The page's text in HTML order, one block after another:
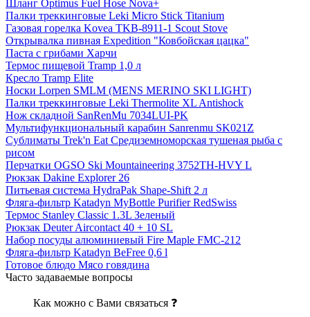
Шланг Optimus Fuel Hose Nova+
Палки треккинговые Leki Micro Stick Titanium
Газовая горелка Kovea TKB-8911-1 Scout Stove
Открывалка пивная Expedition "Ковбойская цацка"
Паста с грибами Харчи
Термос пищевой Tramp 1,0 л
Кресло Tramp Elite
Носки Lorpen SMLM (MENS MERINO SKI LIGHT)
Палки треккинговые Leki Thermolite XL Antishock
Нож складной SanRenMu 7034LUI-PK
Мультифункциональный карабин Sanrenmu SK021Z
Сублиматы Trek'n Eat Средиземноморская тушеная рыба с
рисом
Перчатки OGSO Ski Mountaineering 3752TH-HVY L
Рюкзак Dakine Explorer 26
Питьевая система HydraPak Shape-Shift 2 л
Фляга-фильтр Katadyn MyBottle Purifier RedSwiss
Термос Stanley Classic 1.3L Зеленый
Рюкзак Deuter Aircontact 40 + 10 SL
Набор посуды алюминиевый Fire Maple FMC-212
Фляга-фильтр Katadyn BeFree 0,6 l
Готовое блюдо Мясо говядина
Часто задаваемые вопросы
Как можно с Вами связаться ❓